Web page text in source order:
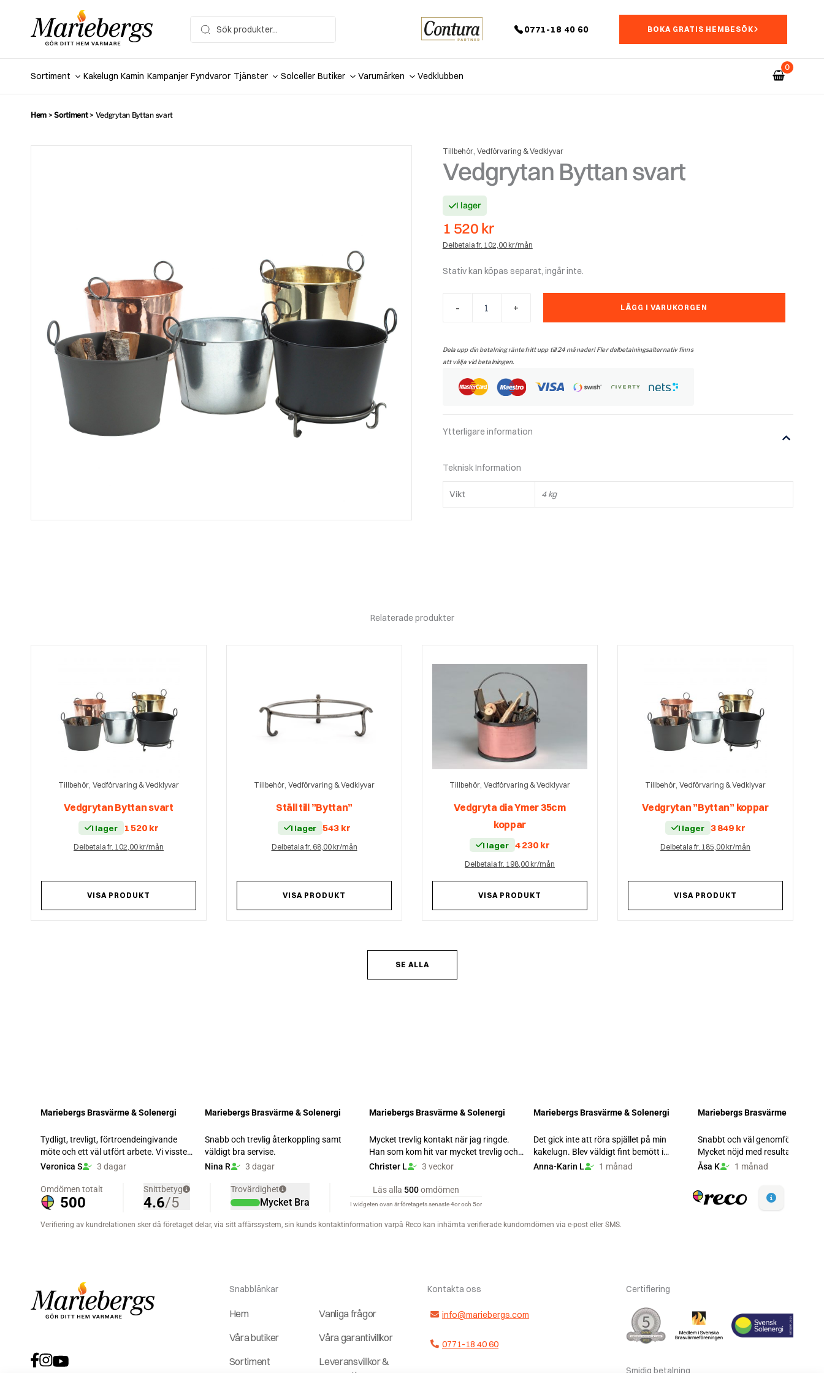
for:
0771-18 40 60 BOKA GRATIS HEMBESÖK
Sortiment Kakelugn Kamin Kampanjer Fyndvaror Tjänster Solceller Butiker Varumärken Vedklubben
Hem >Sortiment> Vedgrytan Byttan svart
Tillbehör, Vedförvaring & Vedklyvar
Vedgrytan Byttan svart
I lager
1 520 kr
Delbetala fr. 102,00 kr/mån
Stativ kan köpas separat, ingår inte.
-
Byttan
+ LÄGG I VARUKORGEN
Dela upp din betalning räntefritt upp till 24 månader! Fler delbetalningsalternativ finns
att välja vid betalningen.
Ytterligare information
Teknisk Information
Vikt 4 kg
Relaterade produkter
Tillbehör, Vedförvaring & Vedklyvar
Vedgrytan Byttan svart
I lager 1 520 kr
Delbetala fr. 102,00 kr/mån
VISA PRODUKT
Tillbehör, Vedförvaring & Vedklyvar
Ställ till ”Byttan”
I lager 543 kr
Delbetala fr. 68,00 kr/mån
VISA PRODUKT
Tillbehör, Vedförvaring & Vedklyvar
Vedgryta dia Ymer 35cm
koppar
I lager 4 230 kr
Delbetala fr. 198,00 kr/mån
VISA PRODUKT
Tillbehör, Vedförvaring & Vedklyvar
Vedgrytan ”Byttan” koppar
I lager 3 849 kr
Delbetala fr. 185,00 kr/mån
VISA PRODUKT
SE ALLA
Snabblänkar
Hem
Våra butiker
Sortiment
Vanliga frågor
Våra garantivillkor
Leveransvillkor &
Kontakta oss
info@mariebergs.com
0771-18 40 60
Certifiering
Smidig betalning